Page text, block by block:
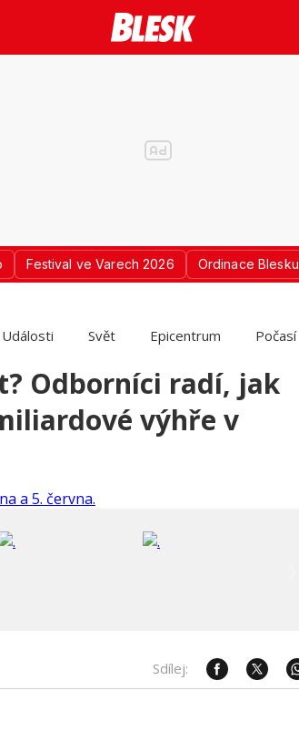
Festival ve Varech 2026 Ordinace Blesku
Události Svět Epicentrum Počasí
Odborníci radí, jak
výhře v
Sdílej: